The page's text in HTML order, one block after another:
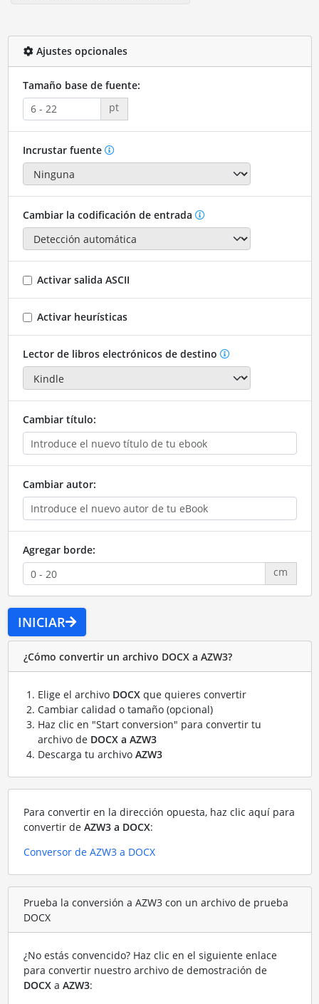
Ajustes opcionales
Tamaño base de fuente:
pt
Incrustar fuente
Cambiar la codificación de entrada
Activar salida ASCII
Activar heurísticas
Lector de libros electrónicos de destino
Cambiar título:
Cambiar autor:
Agregar borde:
cm
INICIAR
¿Cómo convertir un archivo DOCX a AZW3?
Elige el archivo DOCXque quieres convertir
Cambiar calidad o tamaño (opcional)
Haz clic en "Start conversion" para convertir tu
archivo de DOCX a AZW3
Descarga tu archivo AZW3
Para convertir en la dirección opuesta, haz clic aquí para
convertir de AZW3 a DOCX:
Conversor de AZW3 a DOCX
Prueba la conversión a AZW3 con un archivo de prueba
DOCX
¿No estás convencido? Haz clic en el siguiente enlace
para convertir nuestro archivo de demostración de
DOCXa AZW3: